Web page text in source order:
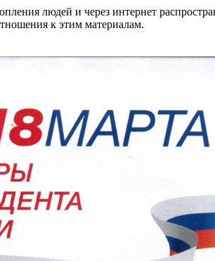
людей и через интернет
к этим материалам.